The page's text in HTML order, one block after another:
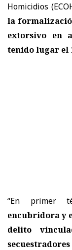
Homicidios
la
extorsivo en
tenido lugar el
“En primer
encubridora y
delito